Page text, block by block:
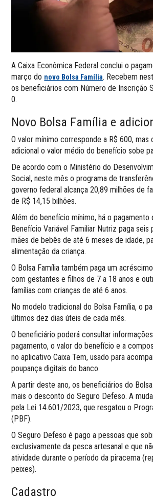
A Caixa Econômica Federal conclui o
março do novo Bolsa Família. Recebem
os beneficiários com Número de Inscrição
0.
Novo Bolsa Família e
O valor mínimo corresponde a R$ 600, mas
adicional o valor médio do benefício sobe
De acordo com o Ministério do
Social, neste mês o programa de
governo federal alcança 20,89 milhões de
de R$ 14,15 bilhões.
Além do benefício mínimo, há o pagamento
Benefício Variável Familiar Nutriz paga seis
mães de bebês de até 6 meses de idade,
alimentação da criança.
O Bolsa Família também paga um
com gestantes e filhos de 7 a 18 anos e
famílias com crianças de até 6 anos.
No modelo tradicional do Bolsa Família, o
últimos dez dias úteis de cada mês.
O beneficiário poderá consultar
pagamento, o valor do benefício e a
no aplicativo Caixa Tem, usado para
poupança digitais do banco.
A partir deste ano, os beneficiários do
mais o desconto do Seguro Defeso. A
pela Lei 14.601/2023, que resgatou o
(PBF).
O Seguro Defeso é pago a pessoas que
exclusivamente da pesca artesanal e que
atividade durante o período da piracema
peixes).
Cadastro